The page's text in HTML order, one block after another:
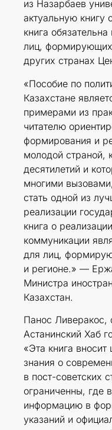
из Назарбаев
актуальную книгу
книга
лиц, формирующих
других странах
«Пособие по
Казахстане
примерами из
читателю
формирования и
молодой страной,
десятилетий и
многими
стать одной из
реализации
книга о
коммуникации
для лиц,
и регионе.» —
Министра
Казахстан.
Панос
Астанинский Хаб
«Эта книга
знания о
в пост-советских
ограниченны, где
информацию в
указаний и